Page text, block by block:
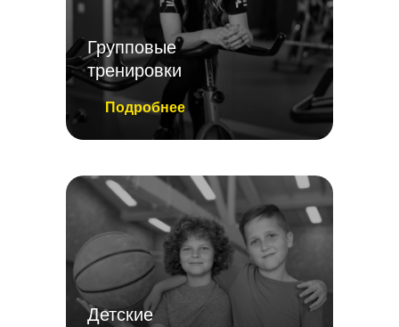
Групповые
тренировки
Подробнее
Детские